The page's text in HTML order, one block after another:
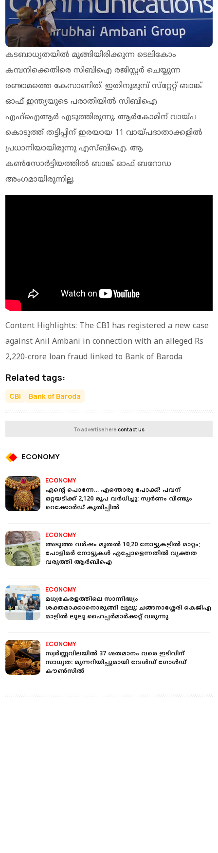
കടബാധ്യതയില്‍ മുങ്ങിയിരിക്കുന്ന ടെലികോം
കമ്പനിക്കെതിരെ സിബിഐ രജിസ്റ്റര്‍ ചെയ്യുന്ന
രണ്ടാമത്തെ കേസാണിത്. ഇതിനുമുമ്പ് സ്‌റ്റേറ്റ് ബാങ്ക്
ഓഫ് ഇന്ത്യയുടെ പരാതിയില്‍ സിബിഐ
എഫ്‌ഐആര്‍ എടുത്തിരുന്നു. ആര്‍കോമിന് വായ്പ
കൊടുത്ത് തട്ടിപ്പിന് ഇരയായ 11 വായ്പദാതാക്കളില്‍
പ്രധാനിയായിരുന്നു എസ്ബിഐ. ആ
കണ്‍സോര്‍ട്ടിയത്തില്‍ ബാങ്ക് ഓഫ് ബറോഡ
അംഗമായിരുന്നില്ല.
Content Highlights: The CBI has registered a new case
against Anil Ambani in connection with an alleged Rs
2,220-crore loan fraud linked to Bank of Baroda
Related tags:
CBI Bank of Baroda
To advertise here,contact us
ECONOMY
ECONOMY
എന്റെ പൊന്നേ… എന്തൊരു പോക്ക്! പവന്
ഒറ്റയടിക്ക് 2,120 രൂപ വർധിച്ചു; സ്വർണം വീണ്ടും
റെക്കോർഡ് കുതിപ്പിൽ
ECONOMY
അടുത്ത വർഷം മുതൽ 10,20 നോട്ടുകളിൽ മാറ്റം;
പോളിമർ നോട്ടുകൾ എപ്പോളെന്നതിൽ വ്യക്തത
വരുത്തി ആർബിഐ
ECONOMY
മധ്യകേരളത്തിലെ സാന്നിദ്ധ്യം
ശക്തമാക്കാനൊരുങ്ങി ലുലു: ചങ്ങനാശ്ശേരി കെജിഎ
മാളിൽ ലുലു ഹൈപ്പർമാർക്കറ്റ് വരുന്നു
ECONOMY
സ്വർണ്ണവിലയിൽ 37 ശതമാനം വരെ ഇടിവിന്
സാധ്യത: മുന്നറിയിപ്പുമായി വേൾഡ് ഗോൾഡ്
കൗൺസിൽ